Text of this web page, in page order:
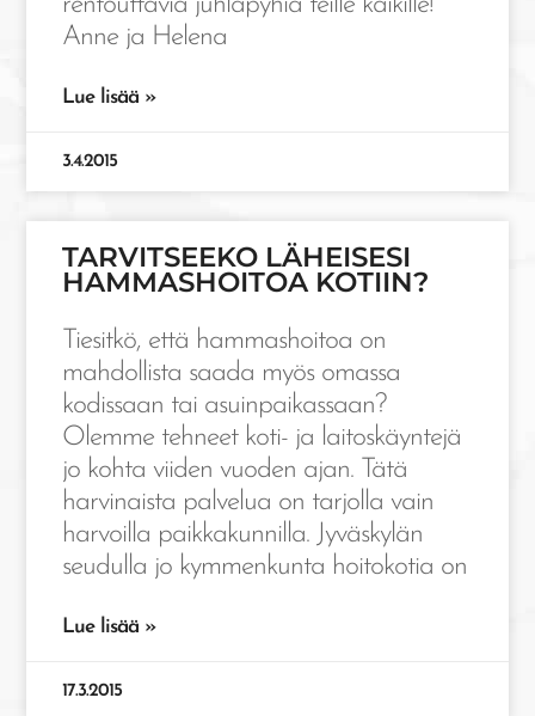
Anne ja Helena
Lue lisää »
3.4.2015
TARVITSEEKO LÄHEISESI
HAMMASHOITOA KOTIIN?
Tiesitkö, että hammashoitoa on
mahdollista saada myös omassa
kodissaan tai asuinpaikassaan?
Olemme tehneet koti- ja laitoskäyntejä
jo kohta viiden vuoden ajan. Tätä
harvinaista palvelua on tarjolla vain
harvoilla paikkakunnilla. Jyväskylän
seudulla jo kymmenkunta hoitokotia on
Lue lisää »
17.3.2015